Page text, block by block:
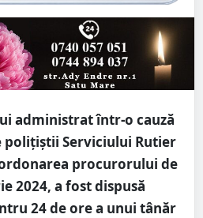
administrat într-o cauză
polițiștii Serviciului Rutier
procurorului de
2024, a fost dispusă
24 de ore a unui tânăr